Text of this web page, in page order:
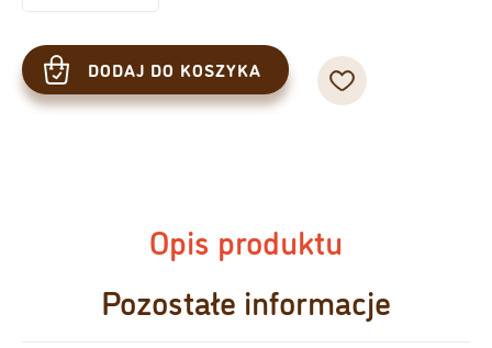
DODAJ DO KOSZYKA
Opis produktu
Pozostałe informacje